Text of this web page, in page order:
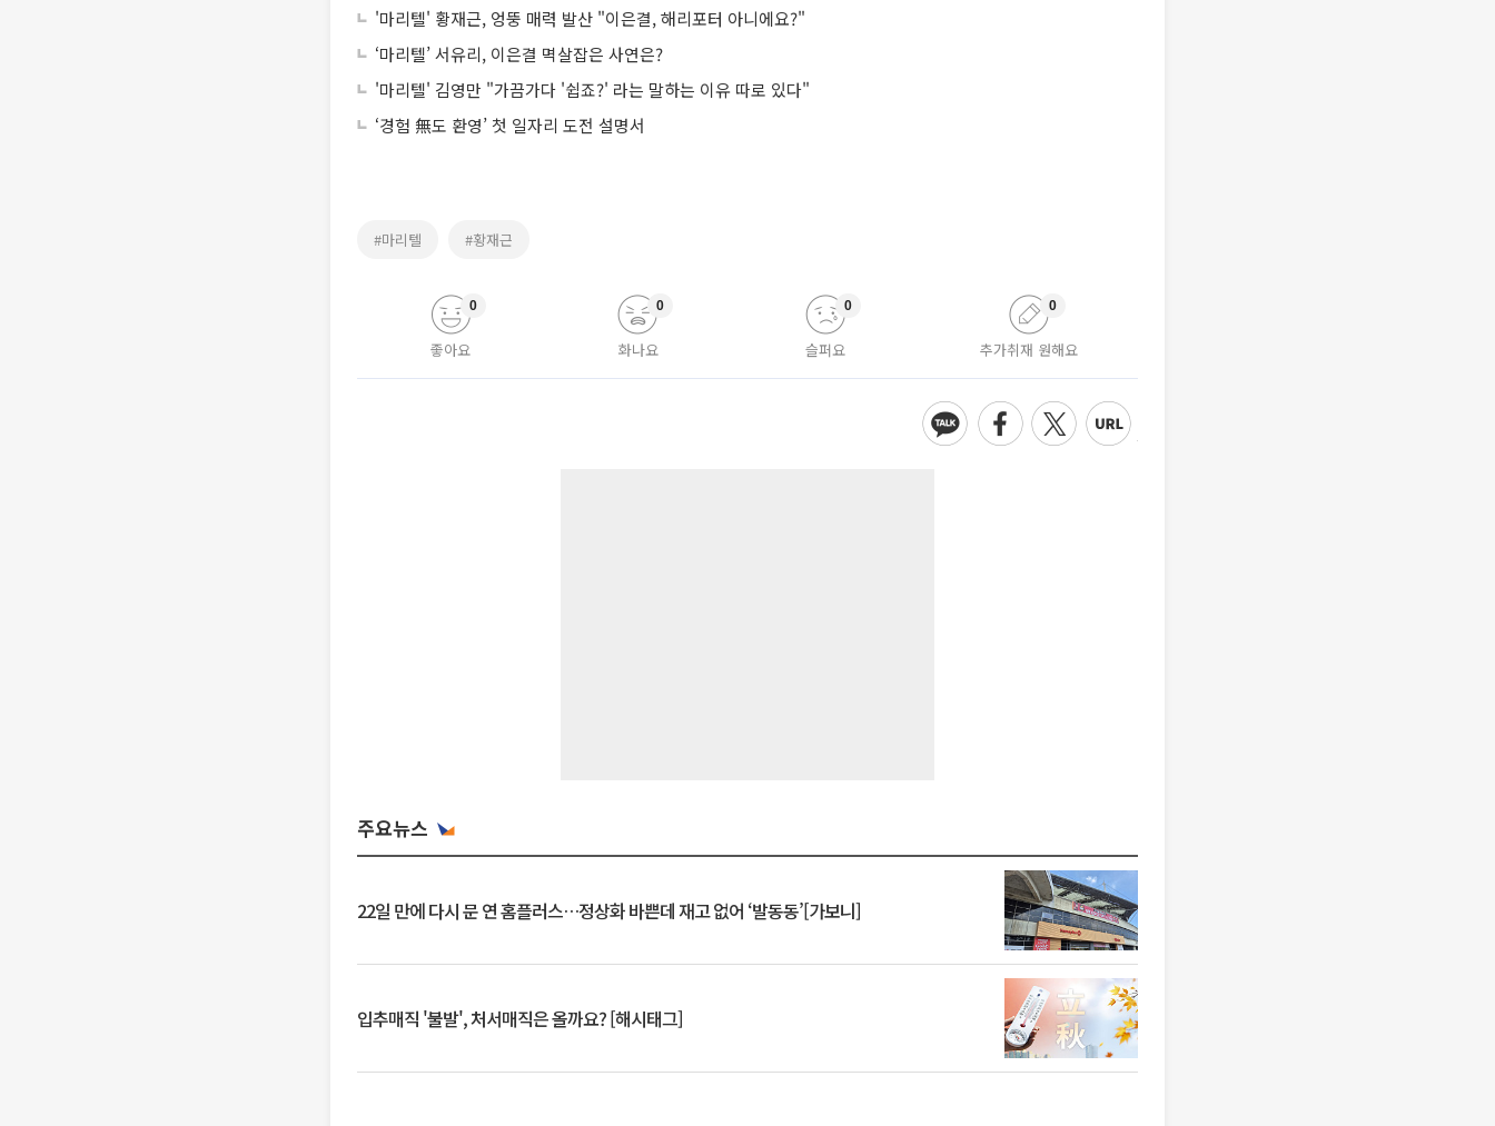
'마리텔' 황재근, 엉뚱 매력 발산 "이은결, 해리포터 아니에요?"
‘마리텔’ 서유리, 이은결 멱살잡은 사연은?
'마리텔' 김영만 "가끔가다 '쉽죠?' 라는 말하는 이유 따로 있다"
‘경험 無도 환영’ 첫 일자리 도전 설명서
#마리텔 #황재근
좋아요
0
화나요
0
슬퍼요
0
추가취재 원해요
0
주요뉴스
22일 만에 다시 문 연 홈플러스…정상화 바쁜데 재고 없어 ‘발동동’[가보니]
입추매직 '불발', 처서매직은 올까요? [해시태그]